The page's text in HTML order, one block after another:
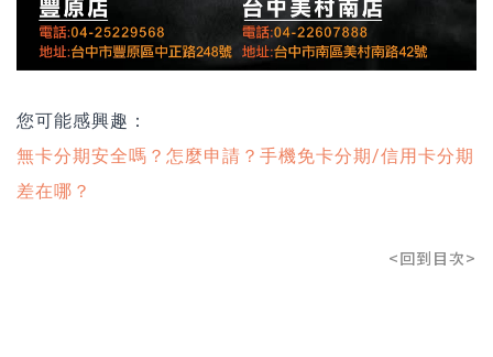
您可能感興趣：
無卡分期安全嗎？怎麼申請？手機免卡分期/信用卡分期
差在哪？
<回到目次>